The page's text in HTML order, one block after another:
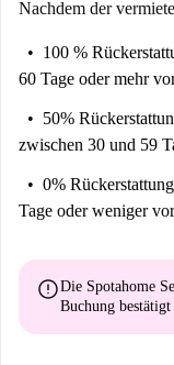
Nachdem der
100 %
60 Tage oder mehr
50%
zwischen 30 und 59
0%
Tage oder weniger
errorDie Spotahome
Buchung bestätigt